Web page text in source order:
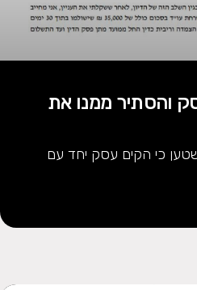
והסתיר ממנו את
כי הקים עסק יחד עם